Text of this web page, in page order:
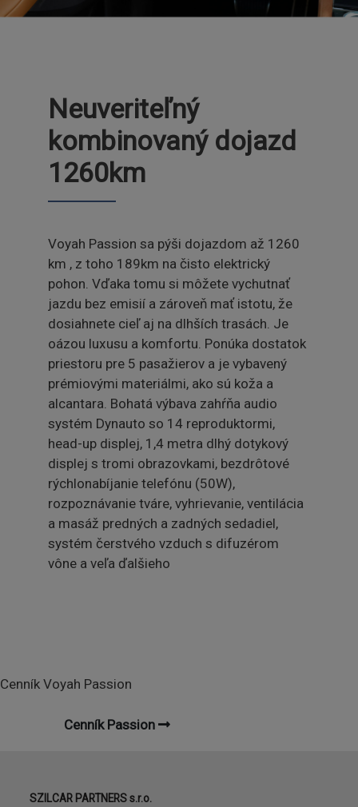
Neuveriteľný
kombinovaný dojazd
1260km
Voyah Passion sa pýši dojazdom až 1260
km , z toho 189km na čisto elektrický
pohon. Vďaka tomu si môžete vychutnať
jazdu bez emisií a zároveň mať istotu, že
dosiahnete cieľ aj na dlhších trasách. Je
oázou luxusu a komfortu. Ponúka dostatok
priestoru pre 5 pasažierov a je vybavený
prémiovými materiálmi, ako sú koža a
alcantara. Bohatá výbava zahŕňa audio
systém Dynauto so 14 reproduktormi,
head-up displej, 1,4 metra dlhý dotykový
displej s tromi obrazovkami, bezdrôtové
rýchlonabíjanie telefónu (50W),
rozpoznávanie tváre, vyhrievanie, ventilácia
a masáž predných a zadných sedadiel,
systém čerstvého vzduch s difuzérom
vône a veľa ďalšieho
Cenník Voyah Passion
Cenník Passion
Adresa
SZILCAR PARTNERS s.r.o.